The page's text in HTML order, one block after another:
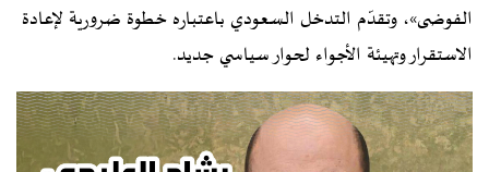
الفوضى»، وتقدّم التدخل السعودي باعتباره خطوة ضرورية لإعادة
الاستقرار وتهيئة الأجواء لحوار سياسي جديد.